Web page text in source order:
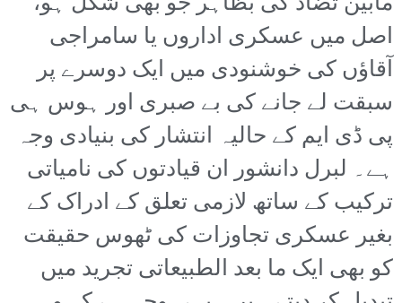
اصل میں عسکری اداروں یا سامراجی
آقاؤں کی خوشنودی میں ایک دوسرے پر
سبقت لے جانے کی بے صبری اور ہوس ہی
پی ڈی ایم کے حالیہ انتشار کی بنیادی وجہ
ہے۔ لبرل دانشور ان قیادتوں کی نامیاتی
ترکیب کے ساتھ لازمی تعلق کے ادراک کے
بغیر عسکری تجاوزات کی ٹھوس حقیقت
کو بھی ایک ما بعد الطبیعاتی تجرید میں